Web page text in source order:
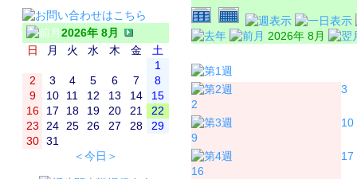
2026年 8月
日
月 火 水 木 金
土
1
2
3 4 5 6 7
8
9
10 11 12 13 14
15
16
17 18 19 20 21
22
23
24 25 26 27 28
29
30
31
＜今日＞
2026年 8月
2
3
9
10
16
17